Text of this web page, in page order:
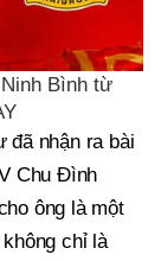
Bình từ
đã nhận ra bài
Chu Đình
ông là một
chỉ là